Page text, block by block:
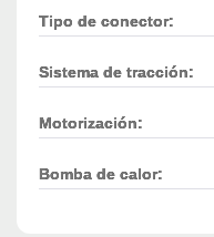
Tipo de conector:
Sistema de tracción:
Motorización:
Bomba de calor: